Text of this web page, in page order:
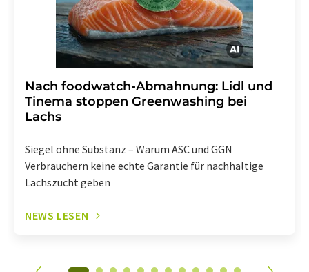
Nach foodwatch-Abmahnung: Lidl und
Tinema stoppen Greenwashing bei
Lachs
Siegel ohne Substanz – Warum ASC und GGN
Verbrauchern keine echte Garantie für nachhaltige
Lachszucht geben
NEWS LESEN